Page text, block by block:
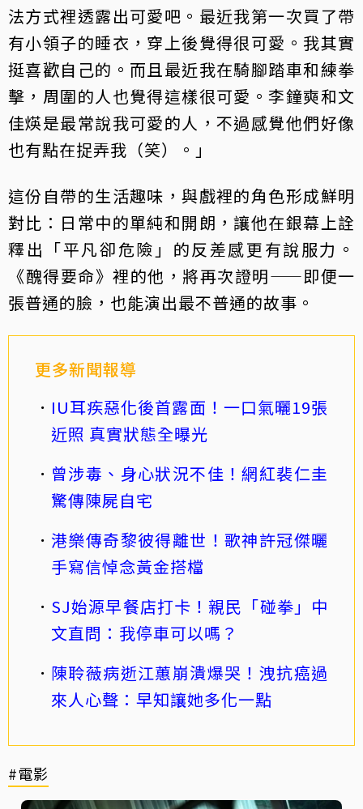
法方式裡透露出可愛吧。最近我第一次買了帶
有小領子的睡衣，穿上後覺得很可愛。我其實
挺喜歡自己的。而且最近我在騎腳踏車和練拳
擊，周圍的人也覺得這樣很可愛。李鐘奭和文
佳煐是最常說我可愛的人，不過感覺他們好像
也有點在捉弄我（笑）。」
這份自帶的生活趣味，與戲裡的角色形成鮮明
對比：日常中的單純和開朗，讓他在銀幕上詮
釋出「平凡卻危險」的反差感更有說服力。
《醜得要命》裡的他，將再次證明——即便一
張普通的臉，也能演出最不普通的故事。
更多新聞報導
IU耳疾惡化後首露面！一口氣曬19張
近照 真實狀態全曝光
曾涉毒、身心狀況不佳！網紅裴仁圭
驚傳陳屍自宅
港樂傳奇黎彼得離世！歌神許冠傑曬
手寫信悼念黃金搭檔
SJ始源早餐店打卡！親民「碰拳」中
文直問：我停車可以嗎？
陳聆薇病逝江蕙崩潰爆哭！洩抗癌過
來人心聲：早知讓她多化一點
#電影